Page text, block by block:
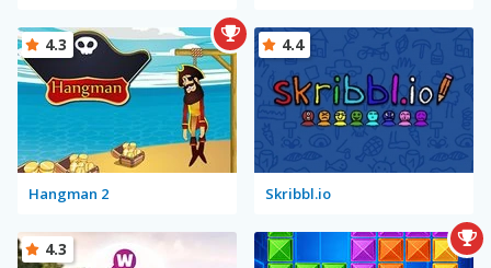
Hangman 2
4.3
Skribbl.io
4.4
4.3